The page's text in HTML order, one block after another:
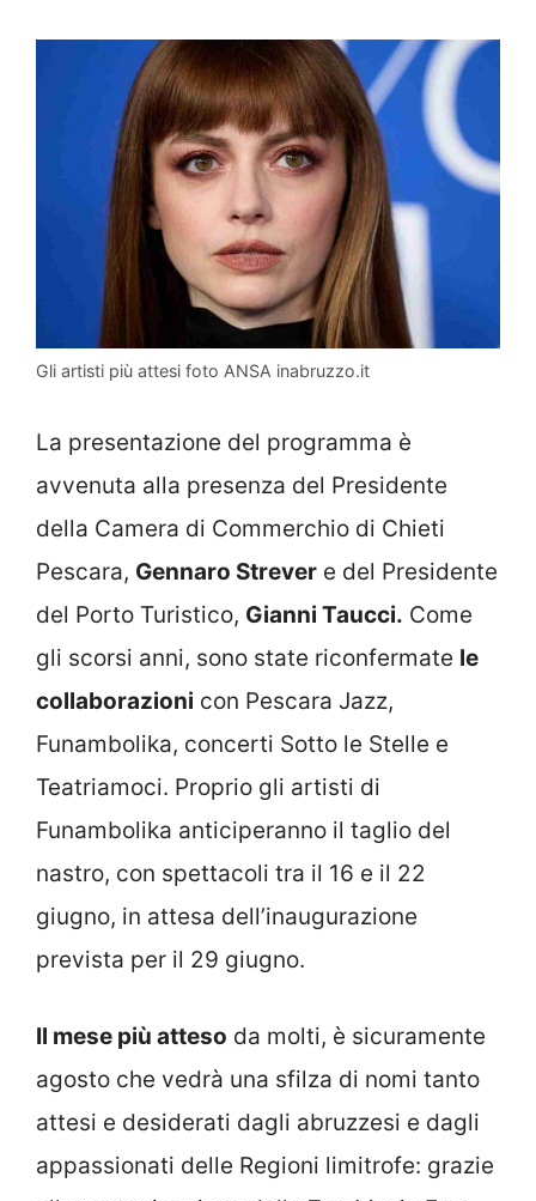
Gli artisti più attesi foto ANSA inabruzzo.it
La presentazione del programma è
avvenuta alla presenza del Presidente
della Camera di Commerchio di Chieti
Pescara, Gennaro Strever e del Presidente
del Porto Turistico, Gianni Taucci. Come
gli scorsi anni, sono state riconfermate le
collaborazioni con Pescara Jazz,
Funambolika, concerti Sotto le Stelle e
Teatriamoci. Proprio gli artisti di
Funambolika anticiperanno il taglio del
nastro, con spettacoli tra il 16 e il 22
giugno, in attesa dell’inaugurazione
prevista per il 29 giugno.
Il mese più atteso da molti, è sicuramente
agosto che vedrà una sfilza di nomi tanto
attesi e desiderati dagli abruzzesi e dagli
appassionati delle Regioni limitrofe: grazie